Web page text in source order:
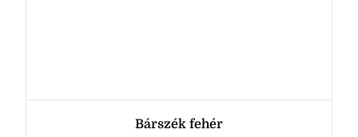
Bárszék fehér